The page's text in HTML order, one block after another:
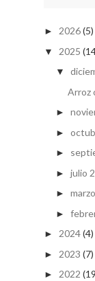
► 2026(5)
▼ 2025
▼
Arroz
►
►
►
► julio
►
►
► 2024(4)
► 2023 (7)
► 2022